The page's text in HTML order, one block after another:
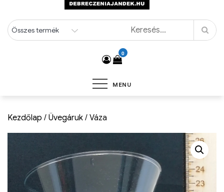
0
MENU
Kezdőlap / Üvegáruk / Váza